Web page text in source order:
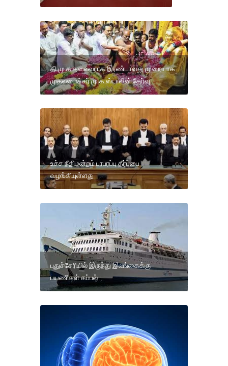
தி.மு.க தலைவராக இரண்டாவது முறையாக
முதலமைச்சர் மு.க.ஸ்டாலின் தேர்வு
உச்ச நீதிமன்றம் பரபரப்பு தீர்ப்பை
வழங்கியுள்ளது
புதுச்சேரியில் இருந்து இலங்கைக்கு
பயணிகள் கப்பல்